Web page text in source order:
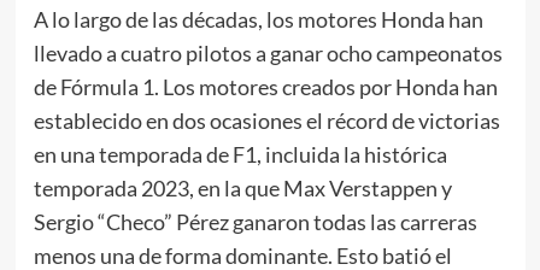
A lo largo de las décadas, los motores Honda han
llevado a cuatro pilotos a ganar ocho campeonatos
de Fórmula 1. Los motores creados por Honda han
establecido en dos ocasiones el récord de victorias
en una temporada de F1, incluida la histórica
temporada 2023, en la que Max Verstappen y
Sergio “Checo” Pérez ganaron todas las carreras
menos una de forma dominante. Esto batió el